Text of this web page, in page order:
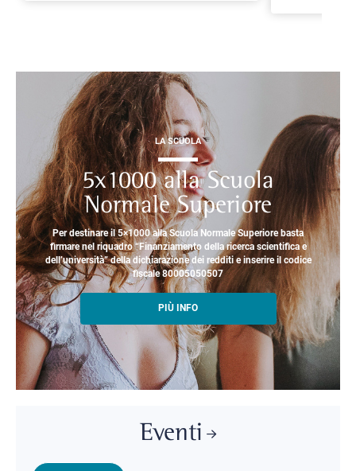
LA SCUOLA
5x1000 alla Scuola
Normale Superiore
Per destinare il 5×1000 alla Scuola Normale Superiore basta
firmare nel riquadro “Finanziamento della ricerca scientifica e
dell’università” della dichiarazione dei redditi e inserire il codice
fiscale 80005050507
PIÙ INFO
Eventi